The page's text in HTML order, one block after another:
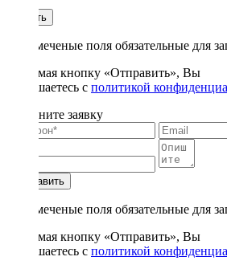
Купить
* - отмеченые поля обязательные для
Нажимая кнопку «Отправить», Вы
соглашаетесь с политикой
Заполните заявку
Отправить
* - отмеченые поля обязательные для
Нажимая кнопку «Отправить», Вы
соглашаетесь с политикой